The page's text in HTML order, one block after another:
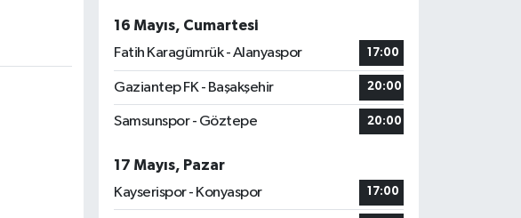
16 Mayıs, Cumartesi
Fatih Karagümrük - Alanyaspor
17:00
Gaziantep FK - Başakşehir 20:00
Samsunspor - Göztepe 20:00
17 Mayıs, Pazar
Kayserispor - Konyaspor
17:00